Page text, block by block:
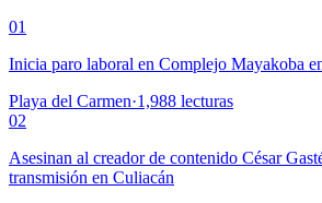
01
Inicia paro laboral en Complejo Mayakoba
Playa del Carmen·1,988 lecturas
02
Asesinan al creador de contenido César
transmisión en Culiacán